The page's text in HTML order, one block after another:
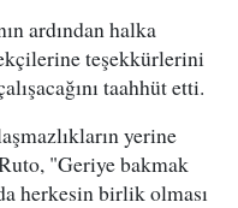
ardından halka
teşekkürlerini
taahhüt etti.
yerine
"Geriye bakmak
herkesin birlik olması